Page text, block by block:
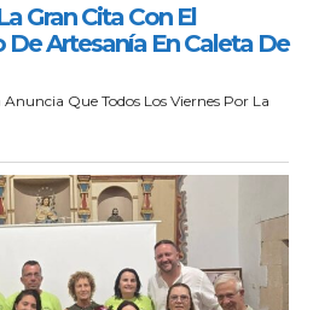
Gran Cita Con El
Artesanía En Caleta De
Que Todos Los Viernes Por La